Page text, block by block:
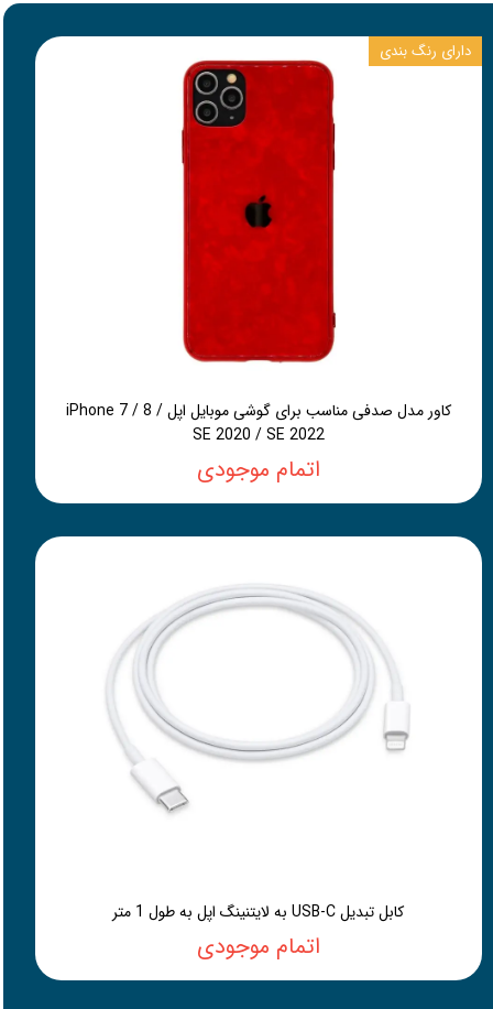
کاور مدل صدفی مناسب برای گوشی موبایل اپل iPhone 7 / 8 /
SE 2020 / SE 2022
اتمام موجودی
دارای رنگ بندی
کابل تبدیل USB-C به لایتنینگ اپل به طول 1 متر
اتمام موجودی